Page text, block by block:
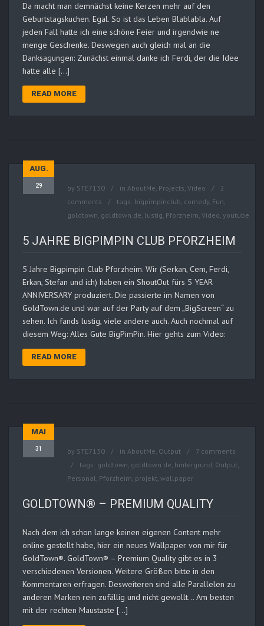
Da macht man demnächst keine Kerzen mehr auf den
Geburtstagskuchen. Egal. So ist das Leben Blablabla. Auf
jeden Fall hatte ich eine schöne Feier und irgendwie ne
menge Geschenke. Deswegen auch gleich mal an die
Danksagungen: Zunächst einmal danke ich Ferdi, der die Idee
hatte alle […]
READ MORE
AUG.
29 by STE7130 in AboutMe, Projects, Video
2
comments
tags: bigpimpinclub, comedy, Fun,
goldtown, goldtown.de, lustig, Pforzheim, Video, youtube
5 JAHRE BIGPIMPIN CLUB PFORZHEIM
5 Jahre Bigpimpin Club Pforzheim. Wir (Serkan, Cem, Ferdi,
Erkan, Stefan und ich) haben ein ShoutOut fürs 5 YEAR
ANNIVERSARY produziert. Die passierte im Namen von
GoldTown.de und war auf der Party auf dem „BigScreen“ zu
sehen. Ich fands lustig, viele andere auch. Auch nochmal auf
diesem Weg: Alles Gute BigPimPin. Hier gehts zum Video:
READ MORE
MAI
31 by STE7130 in AboutMe, Output
7 comments
tags: goldtown, goldtown.de, hintergrund, Output,
Personal, Pforzheim, projekt, wallpaper
GOLDTOWN® – PREMIUM QUALITY
Nach dem ich schon lange keinen eigenen Content mehr
online gestellt habe, hier ein neues Wallpaper von mir für
GoldTown®. GoldTown® – Premium Quality gibt es in 3
verschiedenen Versionen. Weitere Größen bitte in den
Kommentaren erfragen. Desweiteren sind alle Parallelen zu
anderen Marken rein zufällig und nicht gewollt… Am besten
mit der rechten Maustaste […]